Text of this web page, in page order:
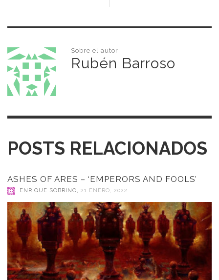
Sobre el autor
Rubén Barroso
POSTS RELACIONADOS
ASHES OF ARES – ‘EMPERORS AND FOOLS’
ENRIQUE SOBRINO, 21 ENERO, 2022